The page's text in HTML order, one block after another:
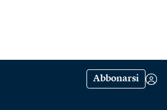
Abbonarsi